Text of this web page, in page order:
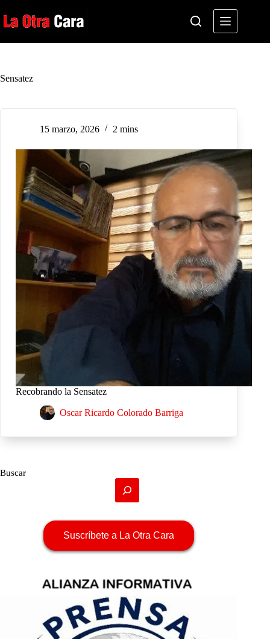
al
contenido
Sensatez
15 marzo, 2026 2 mins
Recobrando la Sensatez
Oscar Ricardo Colorado Barriga
Buscar
Suscríbete a La Otra Cara